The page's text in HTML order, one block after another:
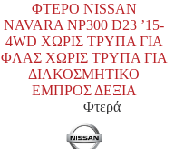
ΦΤΕΡΟ NISSAN
NAVARA NP300 D23 ’15-
4WD ΧΩΡΙΣ ΤΡΥΠΑ ΓΙΑ
ΦΛΑΣ ΧΩΡΙΣ ΤΡΥΠΑ ΓΙΑ
ΔΙΑΚΟΣΜΗΤΙΚΟ
ΕΜΠΡΟΣ ΔΕΞΙΑ
Φτερά